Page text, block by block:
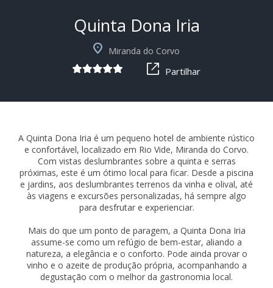
Quinta Dona Iria
Miranda do Corvo
Partilhar
A Quinta Dona Iria é um pequeno hotel de ambiente rústico
e confortável, localizado em Rio Vide, Miranda do Corvo.
Com vistas deslumbrantes sobre a quinta e serras
próximas, este é um ótimo local para ficar. Desde a piscina
e jardins, aos deslumbrantes terrenos da vinha e olival, até
às viagens e excursões personalizadas, há sempre algo
para desfrutar e experienciar.
Mais do que um ponto de paragem, a Quinta Dona Iria
assume-se como um refúgio de bem-estar, aliando a
natureza, a elegância e o conforto. Pode ainda provar o
vinho e o azeite de produção própria, acompanhando a
degustação com o melhor da gastronomia local.